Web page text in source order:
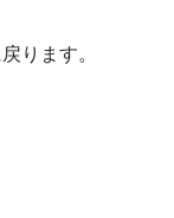
ります。